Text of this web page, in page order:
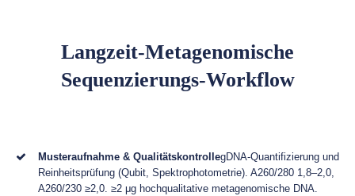
Langzeit-Metagenomische
Sequenzierungs-Workflow
Musteraufnahme & QualitätskontrollegDNA-Quantifizierung und
Reinheitsprüfung (Qubit, Spektrophotometrie). A260/280 1,8–2,0,
A260/230 ≥2,0. ≥2 μg hochqualitative metagenomische DNA.